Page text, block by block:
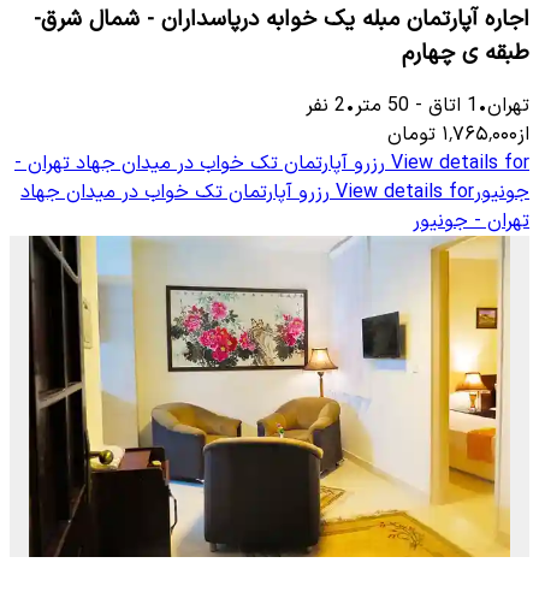
اجاره آپارتمان مبله یک خوابه درپاسداران - شمال شرق-
طبقه ی چهارم
تهران•
1 اتاق -
50 متر•
2 نفر
از۱٬۷۶۵٬۰۰۰ تومان
View details for رزرو آپارتمان تک خواب در میدان جهاد تهران -
جونیورView details for رزرو آپارتمان تک خواب در میدان جهاد
تهران - جونیور